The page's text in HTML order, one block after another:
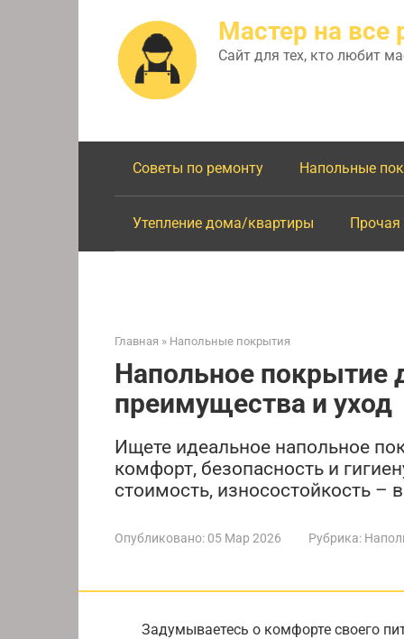
Мастер на все
Сайт для тех, кто любит
Советы по ремонту Напольные
Утепление дома/квартиры
Главная » Напольные покрытия
Напольное покрытие
преимущества и уход
Ищете идеальное напольное
комфорт, безопасность и
стоимость, износостойкость –
Опубликовано: 05 Мар 2026 Рубрика:
Задумываетесь о комфорте своего